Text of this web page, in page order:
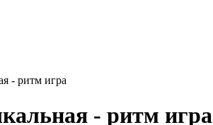
- ритм игра
- ритм игра